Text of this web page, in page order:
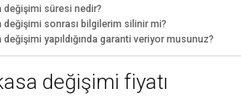
değişimi süresi nedir?
değişimi sonrası bilgilerim silinir mi?
yapıldığında garanti veriyor musunuz?
değişimi fiyatı